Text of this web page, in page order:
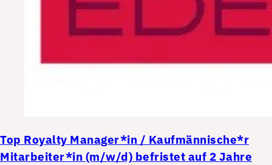
Top Royalty Manager*in / Kaufmännische*r
Mitarbeiter*in (m/w/d) befristet auf 2 Jahre